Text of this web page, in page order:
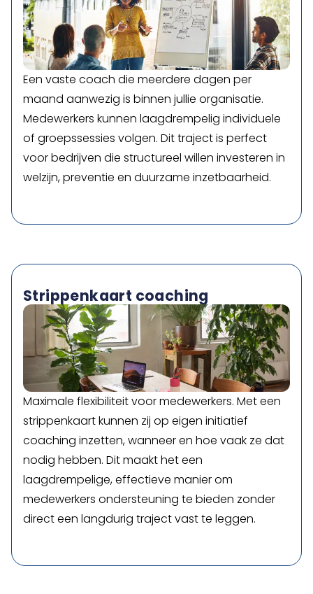
Een vaste coach die meerdere dagen per
maand aanwezig is binnen jullie organisatie.
Medewerkers kunnen laagdrempelig individuele
of groepssessies volgen. Dit traject is perfect
voor bedrijven die structureel willen investeren in
welzijn, preventie en duurzame inzetbaarheid.
Strippenkaart coaching
Maximale flexibiliteit voor medewerkers. Met een
strippenkaart kunnen zij op eigen initiatief
coaching inzetten, wanneer en hoe vaak ze dat
nodig hebben. Dit maakt het een
laagdrempelige, effectieve manier om
medewerkers ondersteuning te bieden zonder
direct een langdurig traject vast te leggen.